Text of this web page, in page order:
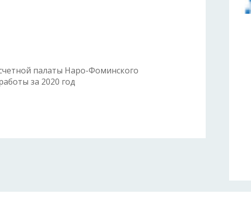
палаты Наро-Фоминского
за 2020 год